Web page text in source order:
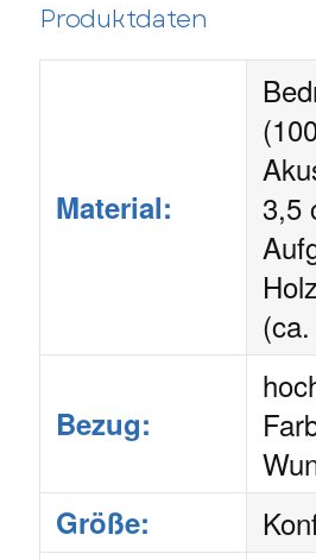
Produktdaten
Material:
3,5
Bezug:
Größe: